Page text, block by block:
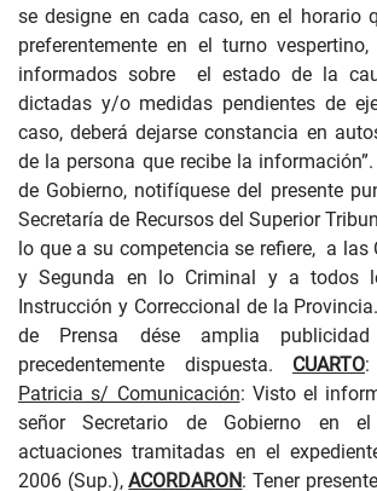
se designe en cada caso, en el horario
preferentemente en el turno
informados sobre
el estado de la
dictadas y/o medidas pendientes de
caso, deberá dejarse constancia en
de la persona que recibe la
de Gobierno, notifíquese del presente
Secretaría de Recursos del Superior
lo que a su competencia se refiere, a las
y Segunda en lo Criminal y a todos
Instrucción y Correccional de la
de Prensa dése amplia
precedentemente dispuesta. CUARTO:
Patricia s/ Comunicación: Visto el
señor Secretario de Gobierno en
actuaciones tramitadas en el
2006 (Sup.),ACORDARON: Tener